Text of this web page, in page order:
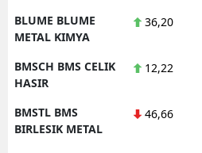
BLUME BLUME
METAL KIMYA
36,20
BMSCH BMS CELIK
HASIR
12,22
BMSTL BMS
BIRLESIK METAL
46,66